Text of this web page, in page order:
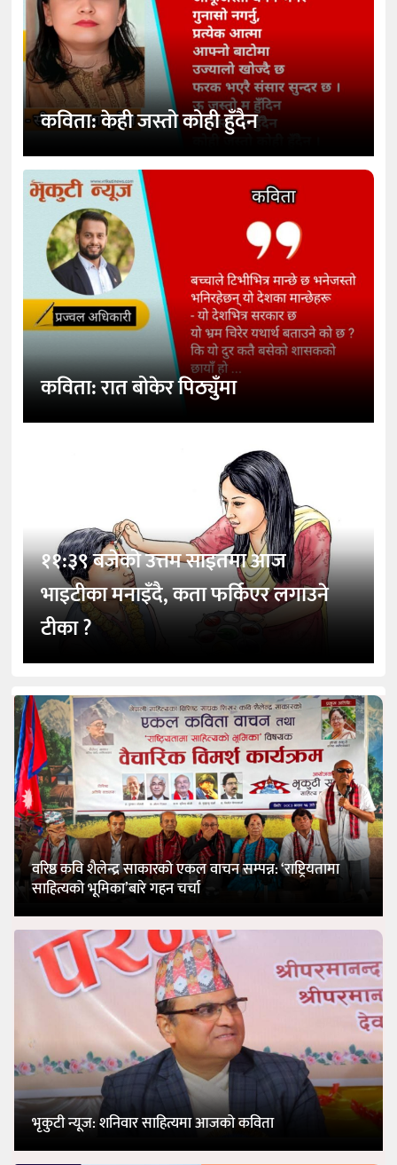
कविता: केही जस्तो कोही हुँदैन
कविता: रात बोकेर पिठ्युँमा
११:३९ बजेको उत्तम साइतमा आज
भाइटीका मनाइँदै, कता फर्किएर लगाउने
टीका ?
वरिष्ठ कवि शैलेन्द्र साकारको एकल वाचन सम्पन्न: ‘राष्ट्रियतामा
साहित्यको भूमिका’बारे गहन चर्चा
भृकुटी न्यूज: शनिवार साहित्यमा आजको कविता